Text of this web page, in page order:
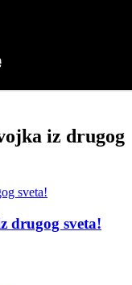
iz drugog
drugog sveta!